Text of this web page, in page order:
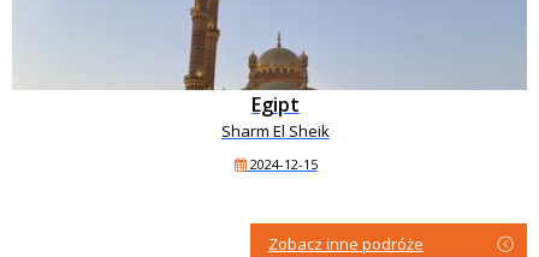
Egipt
Sharm El Sheik
2024-12-15
Zobacz inne podróże